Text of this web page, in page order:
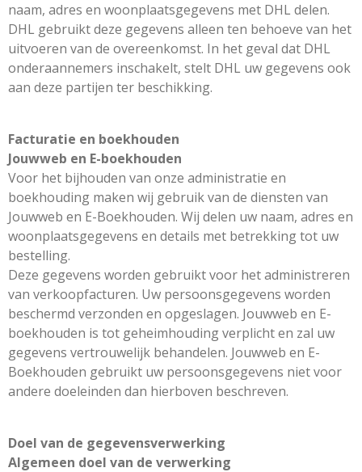
naam, adres en woonplaatsgegevens met DHL delen.
DHL gebruikt deze gegevens alleen ten behoeve van het
uitvoeren van de overeenkomst. In het geval dat DHL
onderaannemers inschakelt, stelt DHL uw gegevens ook
aan deze partijen ter beschikking.
Facturatie en boekhouden
Jouwweb en E-boekhouden
Voor het bijhouden van onze administratie en
boekhouding maken wij gebruik van de diensten van
Jouwweb en E-Boekhouden. Wij delen uw naam, adres en
woonplaatsgegevens en details met betrekking tot uw
bestelling.
Deze gegevens worden gebruikt voor het administreren
van verkoopfacturen. Uw persoonsgegevens worden
beschermd verzonden en opgeslagen. Jouwweb en E-
boekhouden is tot geheimhouding verplicht en zal uw
gegevens vertrouwelijk behandelen. Jouwweb en E-
Boekhouden gebruikt uw persoonsgegevens niet voor
andere doeleinden dan hierboven beschreven.
Doel van de gegevensverwerking
Algemeen doel van de verwerking